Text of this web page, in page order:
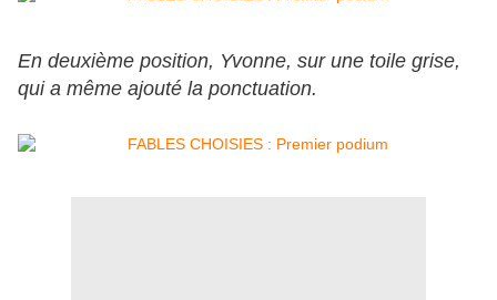
En deuxième position, Yvonne, sur une toile grise,
qui a même ajouté la ponctuation.